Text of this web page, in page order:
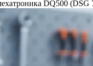
DQ500 (DSG